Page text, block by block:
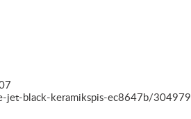
jet-black-keramikspis-ec8647b/304979